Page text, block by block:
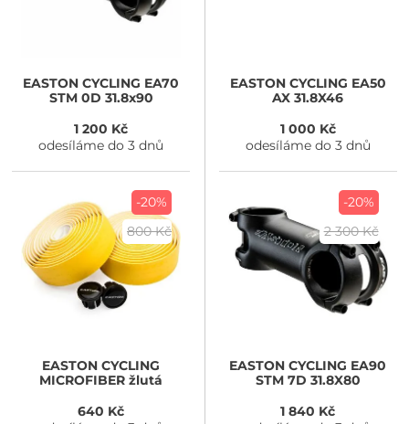
EASTON CYCLING EA70
STM 0D 31.8x90
1 200 Kč
odesíláme do 3 dnů
EASTON CYCLING EA50
AX 31.8X46
1 000 Kč
odesíláme do 3 dnů
-20%
800 Kč
EASTON CYCLING
MICROFIBER žlutá
640 Kč
-20%
2 300 Kč
EASTON CYCLING EA90
STM 7D 31.8X80
1 840 Kč